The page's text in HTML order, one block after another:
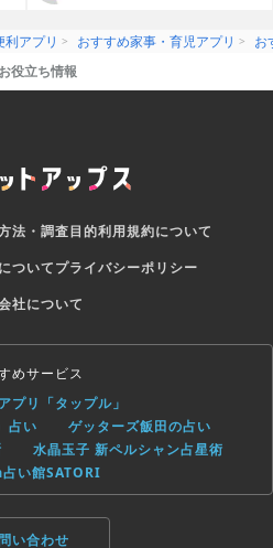
アプリ おすすめ家事・育児アプリ
お
お役立ち情報
法・調査目的利用規約について
ついてプライバシーポリシー
社について
めサービス
プリ「タップル」
占い
ゲッターズ飯田の占い
水晶玉子 新ペルシャン占星術
い館SATORI
い合わせ